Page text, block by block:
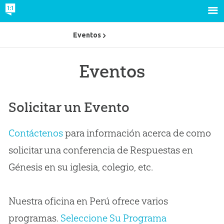
Eventos
Solicitar un Evento
Contáctenospara información acerca de como
solicitar una conferencia de Respuestas en
Génesis en su iglesia, colegio, etc.
Nuestra oficina en Perú ofrece varios
programas. Seleccione Su Programa
Eventos